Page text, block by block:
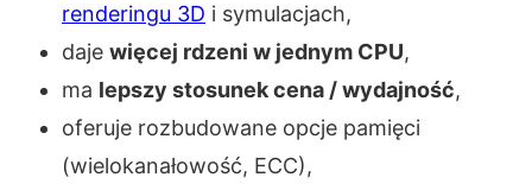
renderingu 3D i symulacjach,
daje więcej rdzeni w jednym CPU,
ma lepszy stosunek cena / wydajność,
oferuje rozbudowane opcje pamięci
(wielokanałowość, ECC),